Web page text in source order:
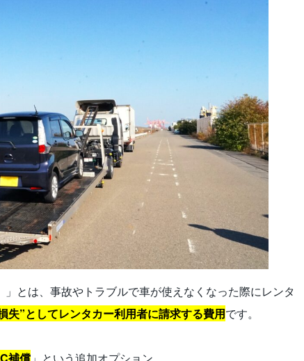
」とは、事故やトラブルで車が使えなくなった際にレンタ
失”としてレンタカー利用者に請求する費用です。
補償 」という追加オプション。